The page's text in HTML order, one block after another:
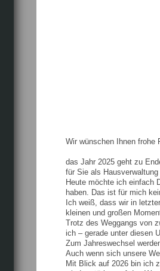
Wir wünschen Ihnen frohe
das Jahr 2025 geht zu
für Sie als
Heute möchte ich einfach
haben. Das ist für mich
Ich weiß, dass wir in
kleinen und großen
Trotz des Weggangs von
ich – gerade unter diesen
Zum Jahreswechsel
Auch wenn sich unsere
Mit Blick auf 2026 bin ich